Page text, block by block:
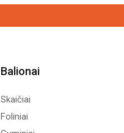
Balionai
Skaičiai
Foliniai